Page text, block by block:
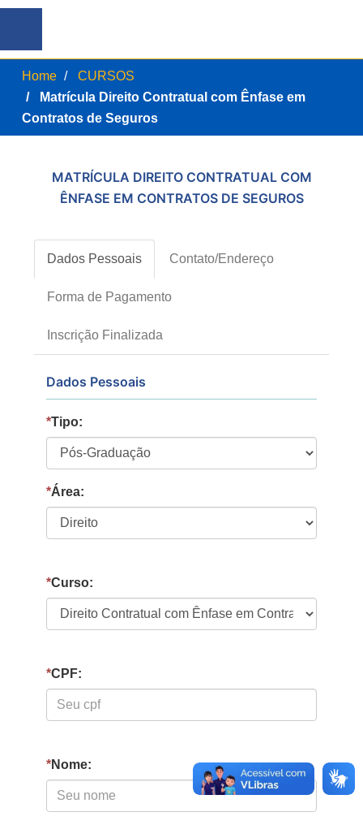
Home
CURSOS
Matrícula Direito Contratual com Ênfase em
Contratos de Seguros
MATRÍCULA DIREITO CONTRATUAL COM
ÊNFASE EM CONTRATOS DE SEGUROS
Dados Pessoais Contato/Endereço
Forma de Pagamento
Inscrição Finalizada
Dados Pessoais
*Tipo:
*Área:
*Curso:
*CPF:
*Nome: